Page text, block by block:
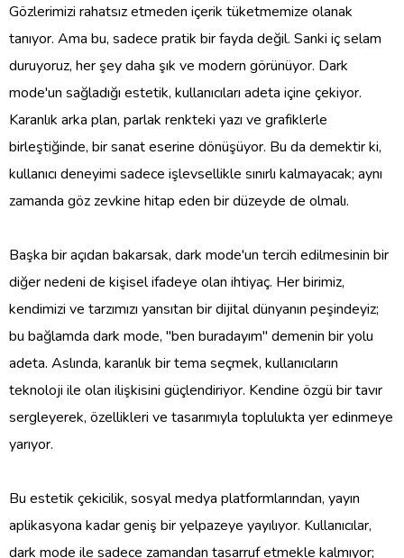
Gözlerimizi rahatsız etmeden içerik tüketmemize olanak
tanıyor. Ama bu, sadece pratik bir fayda değil. Sanki iç selam
duruyoruz, her şey daha şık ve modern görünüyor. Dark
mode'un sağladığı estetik, kullanıcıları adeta içine çekiyor.
Karanlık arka plan, parlak renkteki yazı ve grafiklerle
birleştiğinde, bir sanat eserine dönüşüyor. Bu da demektir ki,
kullanıcı deneyimi sadece işlevsellikle sınırlı kalmayacak; aynı
zamanda göz zevkine hitap eden bir düzeyde de olmalı.
Başka bir açıdan bakarsak, dark mode'un tercih edilmesinin bir
diğer nedeni de kişisel ifadeye olan ihtiyaç. Her birimiz,
kendimizi ve tarzımızı yansıtan bir dijital dünyanın peşindeyiz;
bu bağlamda dark mode, "ben buradayım" demenin bir yolu
adeta. Aslında, karanlık bir tema seçmek, kullanıcıların
teknoloji ile olan ilişkisini güçlendiriyor. Kendine özgü bir tavır
sergleyerek, özellikleri ve tasarımıyla toplulukta yer edinmeye
yarıyor.
Bu estetik çekicilik, sosyal medya platformlarından, yayın
aplikasyona kadar geniş bir yelpazeye yayılıyor. Kullanıcılar,
dark mode ile sadece zamandan tasarruf etmekle kalmıyor;